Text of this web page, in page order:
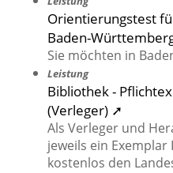
Orientierungstest
Baden-
Sie möchten in
Leistung
Bibliothek -
(Verleger) ➚
Als Verleger und
jeweils ein
kostenlos den